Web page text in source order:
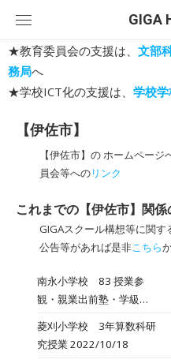
content
GIGA
★教育委員会の支援は、 文部
務局へ
★学校ICT化の支援は、 学校
【伊佐市】
【伊佐市】の ホームページ
員会等へのリンク
これまでの【伊佐市】関
GIGAスクール構想等に関す
公告等があれば是非こちら
南永小学校 83 授業参
観・親業出前塾・学級
菱刈小学校 3年算数科研
究授業 2022/10/18